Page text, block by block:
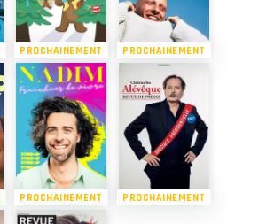
PROCHAINEMENT PROCHAINEMENT
PROCHAINEMENT PROCHAINEMENT